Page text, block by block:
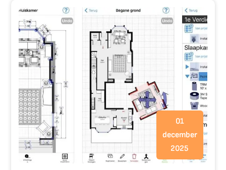
01
december
2025